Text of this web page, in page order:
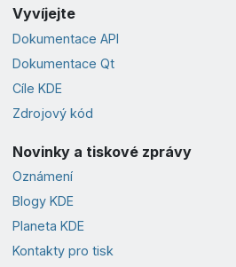
Vyvíjejte
Dokumentace API
Dokumentace Qt
Cíle KDE
Zdrojový kód
Novinky a tiskové zprávy
Oznámení
Blogy KDE
Planeta KDE
Kontakty pro tisk